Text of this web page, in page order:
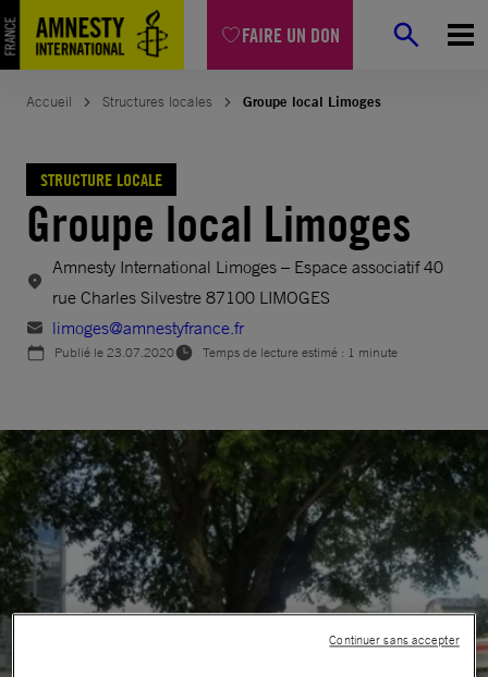
FAIRE UN DON
Aller
au
contenu
Accueil Structures locales Groupe local Limoges
STRUCTURE LOCALE
Groupe local Limoges
Amnesty International Limoges – Espace associatif 40
rue Charles Silvestre 87100 LIMOGES
limoges@amnestyfrance.fr
Publié le23.07.2020 Temps de lecture estimé : 1 minute
Continuer sans accepter